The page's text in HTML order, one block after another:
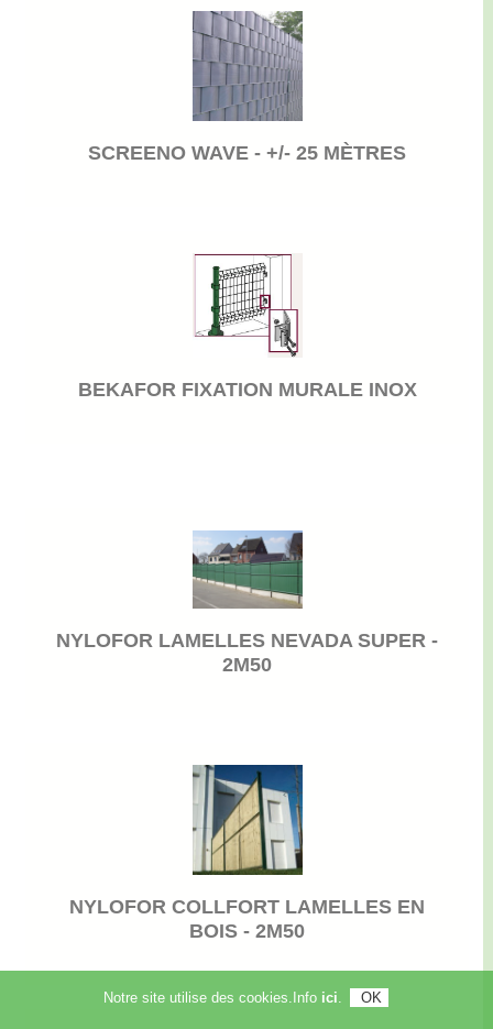
SCREENO WAVE - +/- 25 MÈTRES
BEKAFOR FIXATION MURALE INOX
NYLOFOR LAMELLES NEVADA SUPER -
2M50
NYLOFOR COLLFORT LAMELLES EN
BOIS - 2M50
Notre site utilise des cookies.Info ici.